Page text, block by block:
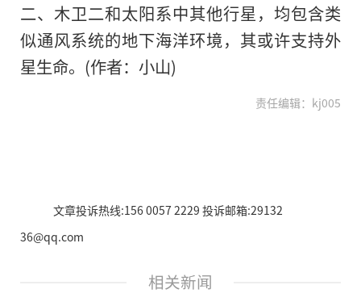
二、木卫二和太阳系中其他行星，均包含类
似通风系统的地下海洋环境，其或许支持外
星生命。(作者：小山)
责任编辑：kj005
文章投诉热线:156 0057 2229 投诉邮箱:29132
36@qq.com
相关新闻